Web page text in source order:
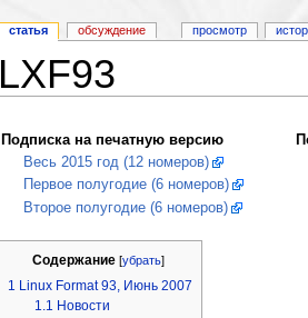
LXF93
Подписка на печатную версию
Весь 2015 год (12 номеров)
Первое полугодие (6 номеров)
Второе полугодие (6 номеров)
Содержание[убрать]
1 Linux Format 93, Июнь 2007
1.1 Новости
статья обсуждение просмотр